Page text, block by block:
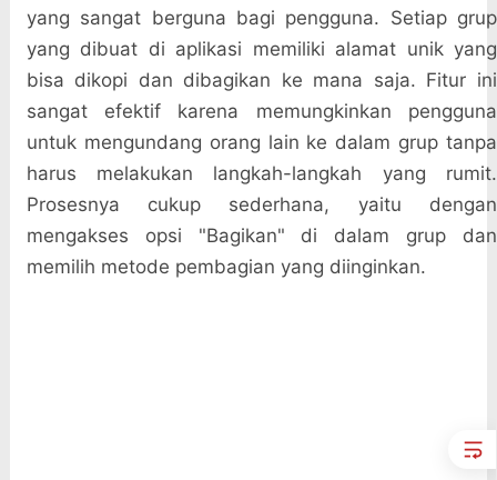
yang sangat berguna bagi pengguna. Setiap grup
yang dibuat di aplikasi memiliki alamat unik yang
bisa dikopi dan dibagikan ke mana saja. Fitur ini
sangat efektif karena memungkinkan pengguna
untuk mengundang orang lain ke dalam grup tanpa
harus melakukan langkah-langkah yang rumit.
Prosesnya cukup sederhana, yaitu dengan
mengakses opsi "Bagikan" di dalam grup dan
memilih metode pembagian yang diinginkan.